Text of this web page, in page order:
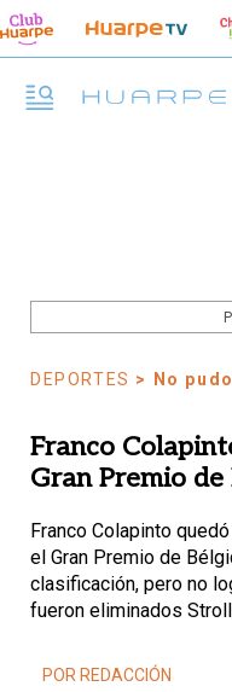
DEPORTES > No
Franco
Gran Premio
Franco Colapinto
el Gran Premio de
clasificación, pero no
fueron eliminados
POR REDACCIÓN